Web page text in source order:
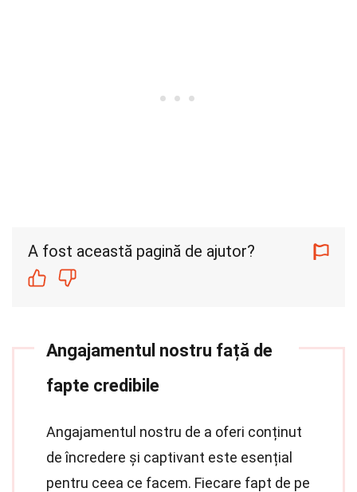
A fost această pagină de ajutor?
Angajamentul nostru față de
fapte credibile
Angajamentul nostru de a oferi conținut
de încredere și captivant este esențial
pentru ceea ce facem. Fiecare fapt de pe